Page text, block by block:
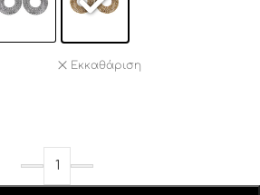
Εκκαθάριση